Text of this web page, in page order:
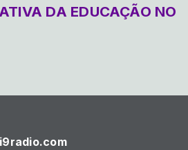
DA EDUCAÇÃO NO
i9radio.com